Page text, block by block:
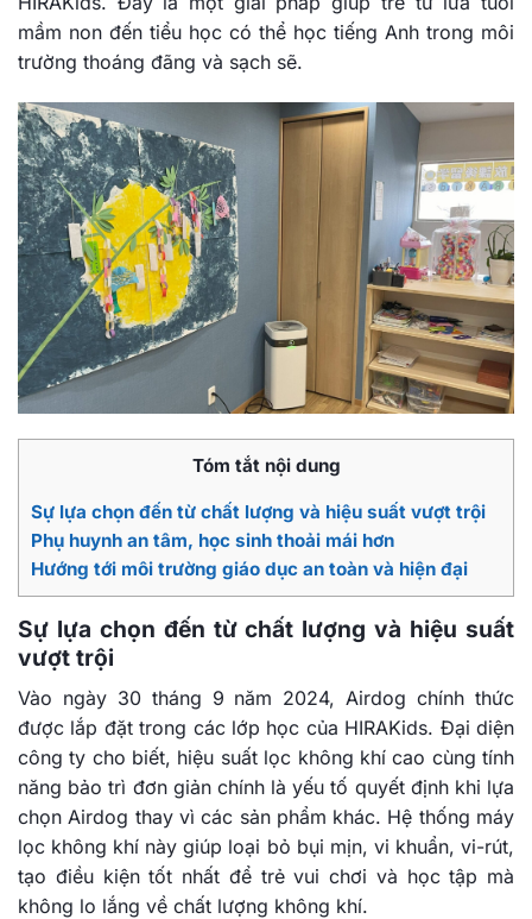
mầm non đến tiểu học có thể học tiếng Anh trong môi
trường thoáng đãng và sạch sẽ.
Tóm tắt nội dung
Sự lựa chọn đến từ chất lượng và hiệu suất vượt trội
Phụ huynh an tâm, học sinh thoải mái hơn
Hướng tới môi trường giáo dục an toàn và hiện đại
Sự lựa chọn đến từ chất lượng và hiệu suất
vượt trội
Vào ngày 30 tháng 9 năm 2024, Airdog chính thức
được lắp đặt trong các lớp học của HIRAKids. Đại diện
công ty cho biết, hiệu suất lọc không khí cao cùng tính
năng bảo trì đơn giản chính là yếu tố quyết định khi lựa
chọn Airdog thay vì các sản phẩm khác. Hệ thống máy
lọc không khí này giúp loại bỏ bụi mịn, vi khuẩn, vi-rút,
tạo điều kiện tốt nhất để trẻ vui chơi và học tập mà
không lo lắng về chất lượng không khí.